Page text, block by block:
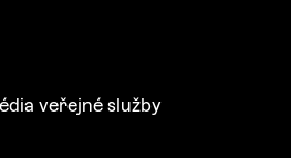
veřejné služby